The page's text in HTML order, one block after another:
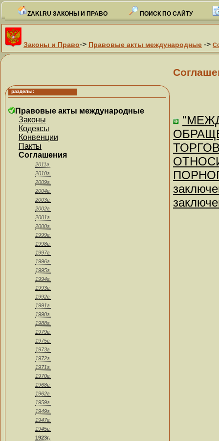
ZAKI.RU ЗАКОНЫ И ПРАВО ПОИСК ПО САЙТУ
Законы и Право-> Правовые акты международные ->
Правовые акты международные
Законы
Кодексы
Конвенции
Пакты
Соглашения
2011г.
2010г.
2009г.
2004г.
2003г.
2002г.
2001г.
2000г.
1999г.
1998г.
1997г.
1996г.
1995г.
1994г.
1993г.
1992г.
1991г.
1990г.
1988г.
1979г.
1975г.
1973г.
1972г.
1971г.
1970г.
1968г.
1962г.
1959г.
1949г.
1947г.
1945г.
1923г.